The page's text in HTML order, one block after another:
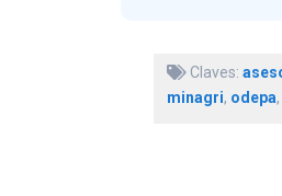
Claves:
minagri, odepa,